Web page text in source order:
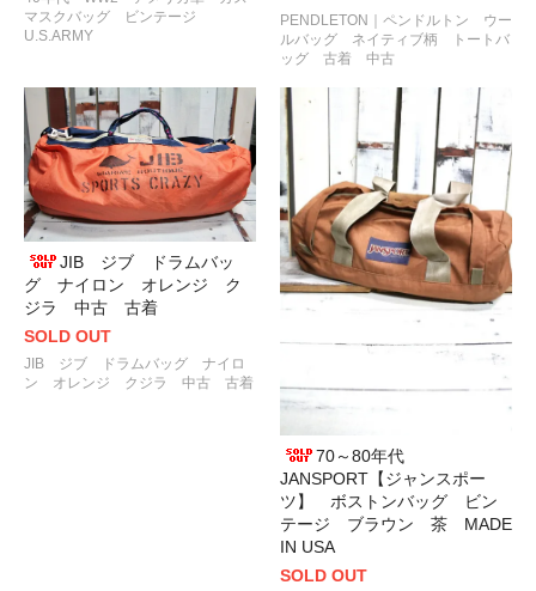
マスクバッグ ビンテージ
U.S.ARMY
PENDLETON｜ペンドルトン ウー
ルバッグ ネイティブ柄 トートバ
ッグ 古着 中古
JIB ジブ ドラムバッ
グ ナイロン オレンジ ク
ジラ 中古 古着
SOLD OUT
JIB ジブ ドラムバッグ ナイロ
ン オレンジ クジラ 中古 古着
70～80年代
JANSPORT【ジャンスポー
ツ】 ボストンバッグ ビン
テージ ブラウン 茶 MADE
IN USA
SOLD OUT